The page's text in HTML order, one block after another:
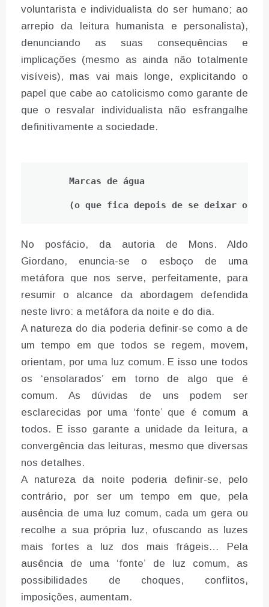
voluntarista e individualista do ser humano; ao
arrepio da leitura humanista e personalista),
denunciando as suas consequências e
implicações (mesmo as ainda não totalmente
visíveis), mas vai mais longe, explicitando o
papel que cabe ao catolicismo como garante de
que o resvalar individualista não esfrangalhe
definitivamente a sociedade.
Marcas de água
(o que fica depois de se deixar o
No posfácio, da autoria de Mons. Aldo
Giordano, enuncia-se o esboço de uma
metáfora que nos serve, perfeitamente, para
resumir o alcance da abordagem defendida
neste livro: a metáfora da noite e do dia.
A natureza do dia poderia definir-se como a de
um tempo em que todos se regem, movem,
orientam, por uma luz comum. E isso une todos
os ‘ensolarados’ em torno de algo que é
comum. As dúvidas de uns podem ser
esclarecidas por uma ‘fonte’ que é comum a
todos. E isso garante a unidade da leitura, a
convergência das leituras, mesmo que diversas
nos detalhes.
A natureza da noite poderia definir-se, pelo
contrário, por ser um tempo em que, pela
ausência de uma luz comum, cada um gera ou
recolhe a sua própria luz, ofuscando as luzes
mais fortes a luz dos mais frágeis… Pela
ausência de uma ‘fonte’ de luz comum, as
possibilidades de choques, conflitos,
imposições, aumentam.